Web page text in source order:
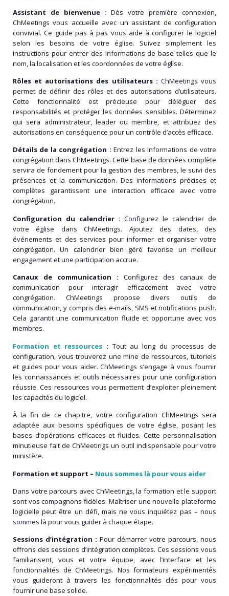
Assistant de bienvenue :Dès votre première connexion,
ChMeetings vous accueille avec un assistant de configuration
convivial. Ce guide pas à pas vous aide à configurer le logiciel
selon les besoins de votre église. Suivez simplement les
instructions pour entrer des informations de base telles que le
nom, la localisation et les coordonnées de votre église.
Rôles et autorisations des utilisateurs : ChMeetings vous
permet de définir des rôles et des autorisations d’utilisateurs.
Cette fonctionnalité est précieuse pour déléguer des
responsabilités et protéger les données sensibles. Déterminez
qui sera administrateur, leader ou membre, et attribuez des
autorisations en conséquence pour un contrôle d’accès efficace.
Détails de la congrégation :Entrez les informations de votre
congrégation dans ChMeetings. Cette base de données complète
servira de fondement pour la gestion des membres, le suivi des
présences et la communication. Des informations précises et
complètes garantissent une interaction efficace avec votre
congrégation.
Configuration du calendrier :Configurez le calendrier de
votre église dans ChMeetings. Ajoutez des dates, des
événements et des services pour informer et organiser votre
congrégation. Un calendrier bien géré favorise un meilleur
engagement et une participation accrue.
Canaux de communication : Configurez des canaux de
communication pour interagir efficacement avec votre
congrégation. ChMeetings propose divers outils de
communication, y compris des e-mails, SMS et notifications push.
Cela garantit une communication fluide et opportune avec vos
membres.
Formation et ressources : Tout au long du processus de
configuration, vous trouverez une mine de ressources, tutoriels
et guides pour vous aider. ChMeetings s’engage à vous fournir
les connaissances et outils nécessaires pour une configuration
réussie. Ces ressources vous permettent d’exploiter pleinement
les capacités du logiciel.
À la fin de ce chapitre, votre configuration ChMeetings sera
adaptée aux besoins spécifiques de votre église, posant les
bases d’opérations efficaces et fluides. Cette personnalisation
minutieuse fait de ChMeetings un outil indispensable pour votre
ministère.
Formation et support – Nous sommes là pour vous aider
Dans votre parcours avec ChMeetings, la formation et le support
sont vos compagnons fidèles. Maîtriser une nouvelle plateforme
logicielle peut être un défi, mais ne vous inquiétez pas – nous
sommes là pour vous guider à chaque étape.
Sessions d’intégration : Pour démarrer votre parcours, nous
offrons des sessions d’intégration complètes. Ces sessions vous
familiarisent, vous et votre équipe, avec l’interface et les
fonctionnalités de ChMeetings. Nos formateurs expérimentés
vous guideront à travers les fonctionnalités clés pour vous
fournir une base solide.